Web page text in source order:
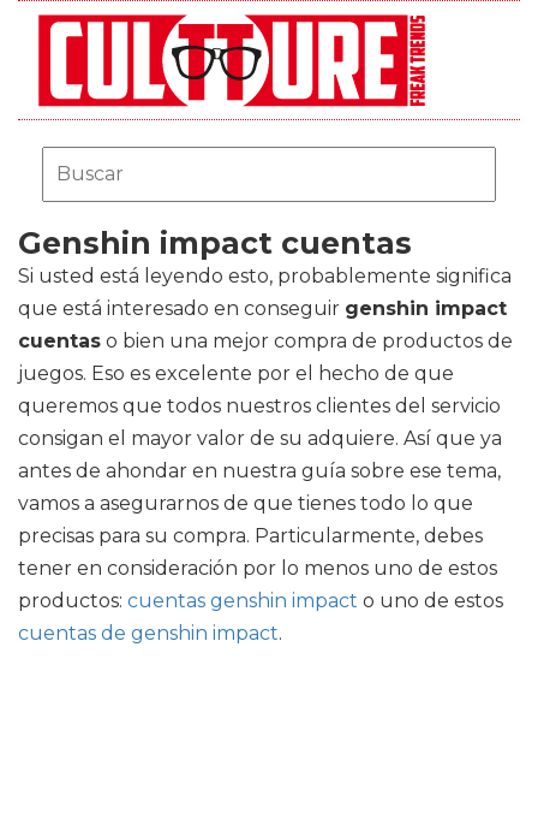
Genshin impact cuentas
Si usted está leyendo esto, probablemente significa
que está interesado en conseguir genshin impact
cuentas o bien una mejor compra de productos de
juegos. Eso es excelente por el hecho de que
queremos que todos nuestros clientes del servicio
consigan el mayor valor de su adquiere. Así que ya
antes de ahondar en nuestra guía sobre ese tema,
vamos a asegurarnos de que tienes todo lo que
precisas para su compra. Particularmente, debes
tener en consideración por lo menos uno de estos
productos: cuentas genshin impact o uno de estos
cuentas de genshin impact.